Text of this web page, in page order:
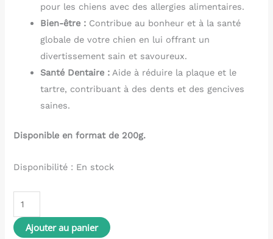
pour les chiens avec des allergies alimentaires.
Bien-être : Contribue au bonheur et à la santé
globale de votre chien en lui offrant un
divertissement sain et savoureux.
Santé Dentaire : Aide à réduire la plaque et le
tartre, contribuant à des dents et des gencives
saines.
Disponible en format de 200g.
Disponibilité : En stock
Ajouter au panier